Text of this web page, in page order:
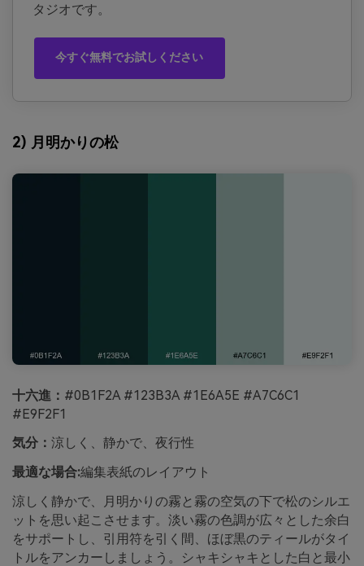
タジオです。
今すぐ無料でお試しください
2) 月明かりの松
十六進： #0B1F2A #123B3A #1E6A5E #A7C6C1
#E9F2F1
気分： 涼しく、静かで、夜行性
最適な場合:編集表紙のレイアウト
涼しく静かで、月明かりの霧と霧の空気の下で松のシルエ
ットを思い起こさせます。淡い霧の色調が広々とした余白
をサポートし、引用符を引く間、ほぼ黒のティールがタイ
トルをアンカーしましょう。シャキシャキとした白と最小